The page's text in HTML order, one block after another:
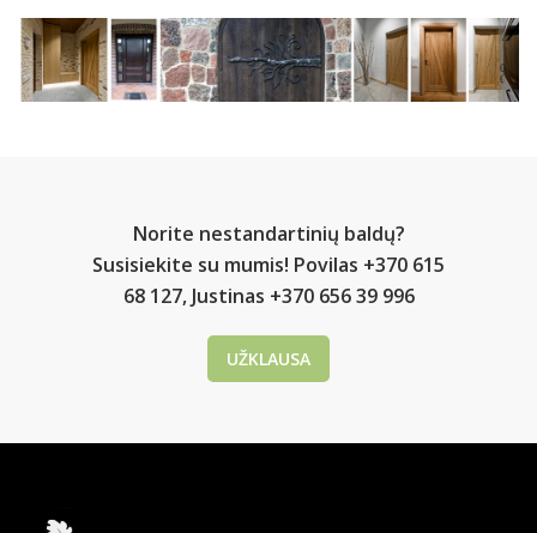
Norite nestandartinių baldų?
Susisiekite su mumis! Povilas +370 615
68 127, Justinas +370 656 39 996
UŽKLAUSA